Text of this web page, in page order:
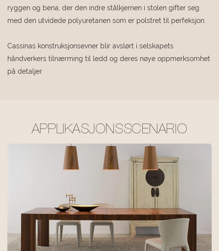
ryggen og bena, der den indre stålkjernen i stolen gifter seg
med den utvidede polyuretanen som er polstret til perfeksjon.
Cassinas konstruksjonsevner blir avslørt i selskapets
håndverkers tilnærming til ledd og deres nøye oppmerksomhet
på detaljer.
APPLIKASJONSSCENARIO